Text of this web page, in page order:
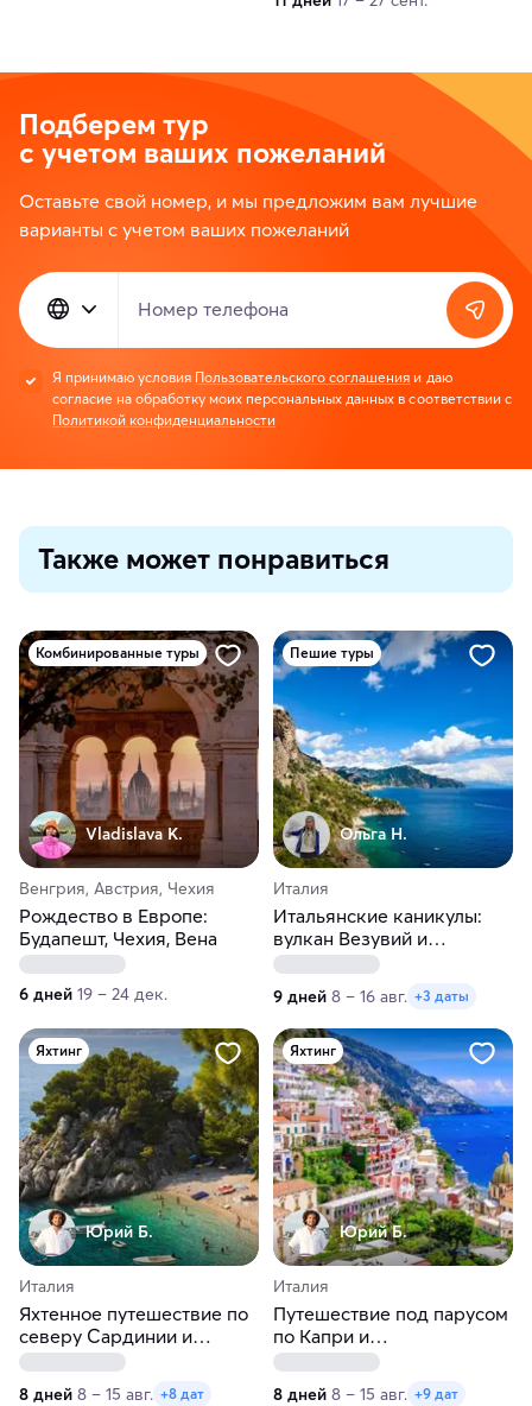
Подберем тур
с учетом ваших пожеланий
Оставьте свой номер, и мы предложим вам лучшие
варианты с учетом ваших пожеланий
Номер телефона
Я принимаю условия Пользовательского соглашения и даю
согласие на обработку моих персональных данных в соответствии с
Политикой конфиденциальности
Также может понравиться
Комбинированные туры
Vladislava K.
Венгрия, Австрия, Чехия
Рождество в Европе:
Будапешт, Чехия, Вена
6 дней 19 – 24 дек.
Пешие туры
Ольга Н.
Италия
Итальянские каникулы:
вулкан Везувий и
Амальфийское побережье
9 дней 8 – 16 авг. +3 даты
Яхтинг
Юрий Б.
Италия
Яхтенное путешествие по
северу Сардинии и
Корсике на катамаране
8 дней 8 – 15 авг. +8 дат
Яхтинг
Юрий Б.
Италия
Путешествие под парусом
по Капри и
Амальфитанскому
8 дней 8 – 15 авг. +9 дат